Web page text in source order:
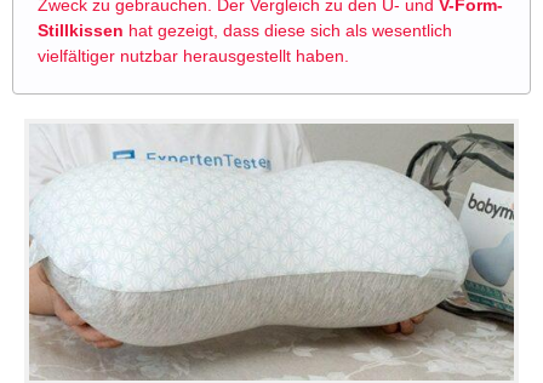
Zweck zu gebrauchen. Der Vergleich zu den U- und V-Form-
Stillkissen hat gezeigt, dass diese sich als wesentlich
vielfältiger nutzbar herausgestellt haben.